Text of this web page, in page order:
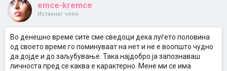
emce-kremce
Истакнат член
Во денешно време сите сме сведоци дека луѓето половина
од своето време го поминуваат на нет и не е воопшто чудно
да дојде и до заљубување. Така најдобро ја запознаваш
личноста пред се каква е карактерно. Мене ми се има